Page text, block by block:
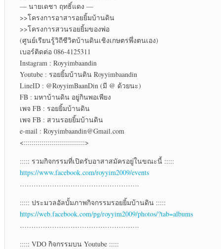
— นายเดชา ฤทธิ์แดง —
>>โครงการอาสารอยยิ้มบ้านดิน
>>โครงการสวนรอยยิ้มของพ่อ
(ศูนย์เรียนรู้วิถีชีวิตบ้านดินเชิงเกษตรพึ่งตนเอง)
เบอร์ติดต่อ 086-4125311
Instagram : Royyimbaandin
Youtube : รอยยิ้มบ้านดิน Royyimbaandin
LineID : @RoyyimBaanDin (มี @ ด้วยนะ)
FB : มหาบ้านดิน อยู่กินพอเพียง
เพจ FB : รอยยิ้มบ้านดิน
เพจ FB : สวนรอยยิ้มบ้านดิน
e-mail : Royyimbaandin@Gmail.com
<:::::::::::::::::::::::::::::::>
::::: รวมกิจกรรมที่เปิดรับอาสาสมัครอยู่ในขณะนี้ :::::
https://www.facebook.com/royyim2009/events
…………………………………………….
::::: ประมวลอัลบั้มภาพกิจกรรมรอยยิ้มบ้านดิน :::::
https://web.facebook.com/pg/royyim2009/photos/?tab=albums
…………………………………………….
::::: VDO กิจกรรมบน Youtube :::::